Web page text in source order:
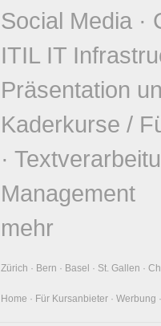
Social Media ·
ITIL IT
Präsentation
Kaderkurse /
·
Management
mehr
Zürich · Bern · Basel · St. Gallen ·
Home · Für Kursanbieter · Werbung